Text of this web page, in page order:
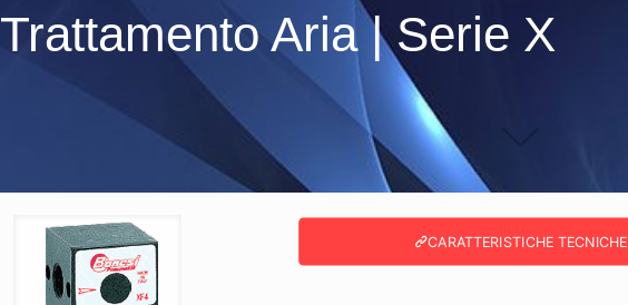
Trattamento Aria | Serie X
CARATTERISTICHE TECNICHE